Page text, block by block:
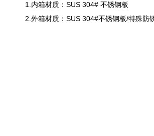
1.内箱材质：SUS 304# 不锈钢板
2.外箱材质：SUS 304#不锈钢板/特殊防